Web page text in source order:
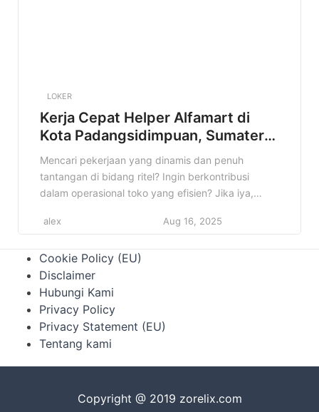
LOKER
Kerja Cepat Helper Alfamart di
Kota Padangsidimpuan, Sumatera
Utara Terbaru Tahun 2025
Mencari pekerjaan yang dinamis dan penuh
tantangan di bidang ritel? Ingin berkontribusi
dalam operasional toko yang efisien? Jika iya,
Padangsidimpuan, Sumatera Utara ini sangat
detail lengkap mengenai posisi Helper di Alfamart,
mulai dari kualifikasi, deskripsi pekerjaan, hingga
cara melamar. Jangan lewatkan kesempatan […]
alex Aug 16, 2025
Cookie Policy (EU)
Disclaimer
Hubungi Kami
Privacy Policy
Privacy Statement (EU)
Tentang kami
Copyright @ 2019 zorelix.com